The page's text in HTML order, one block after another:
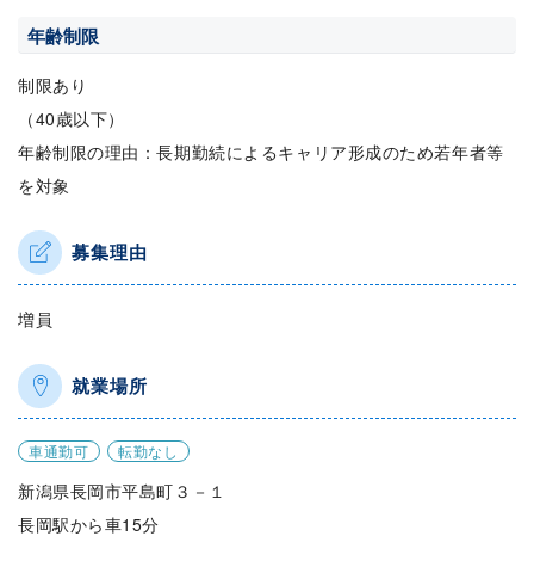
年齢制限
制限あり
（40歳以下）
年齢制限の理由：長期勤続によるキャリア形成のため若年者等
を対象
募集理由
増員
就業場所
車通勤可 転勤なし
新潟県長岡市平島町３－１
長岡駅から車15分